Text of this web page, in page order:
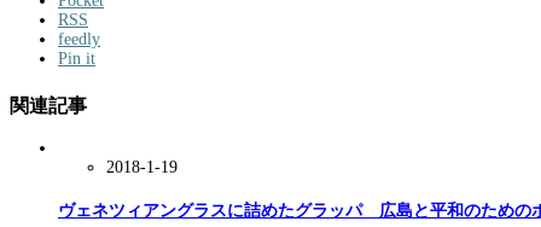
RSS
feedly
Pin it
関連記事
2018-1-19
ヴェネツィアングラスに詰めたグラッパ 広島と平和のための